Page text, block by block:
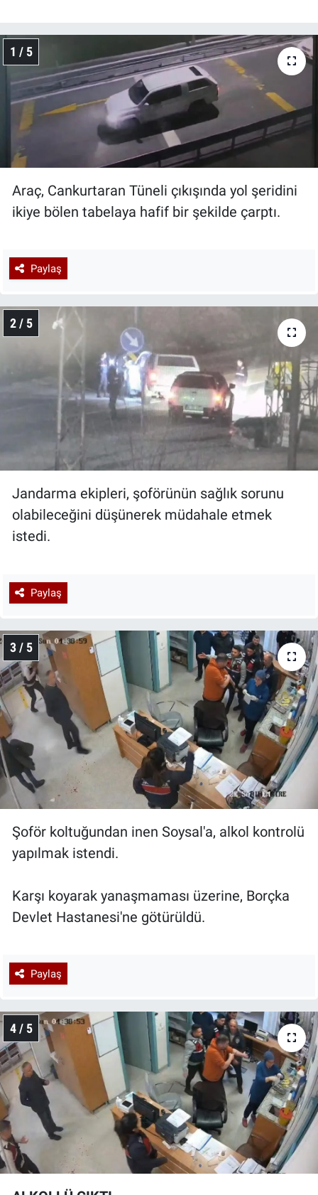
1 / 5
Araç, Cankurtaran Tüneli çıkışında yol şeridini
ikiye bölen tabelaya hafif bir şekilde çarptı.
Paylaş
2 / 5
Jandarma ekipleri, şoförünün sağlık sorunu
olabileceğini düşünerek müdahale etmek
istedi.
Paylaş
3 / 5
Şoför koltuğundan inen Soysal'a, alkol kontrolü
yapılmak istendi.
Karşı koyarak yanaşmaması üzerine, Borçka
Devlet Hastanesi'ne götürüldü.
Paylaş
4 / 5